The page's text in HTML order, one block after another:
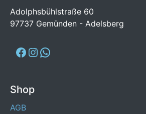
Adolphsbühlstraße 60
97737 Gemünden - Adelsberg
Shop
AGB